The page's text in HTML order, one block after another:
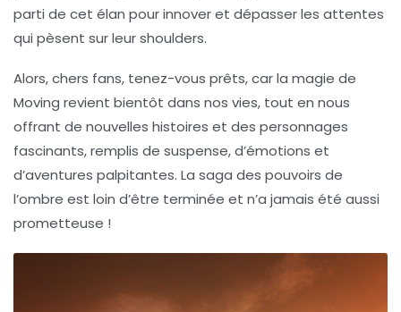
parti de cet élan pour innover et dépasser les attentes
qui pèsent sur leur shoulders.
Alors, chers fans, tenez-vous prêts, car la magie de
Moving revient bientôt dans nos vies, tout en nous
offrant de nouvelles histoires et des personnages
fascinants, remplis de suspense, d’émotions et
d’aventures palpitantes. La saga des pouvoirs de
l’ombre est loin d’être terminée et n’a jamais été aussi
prometteuse !